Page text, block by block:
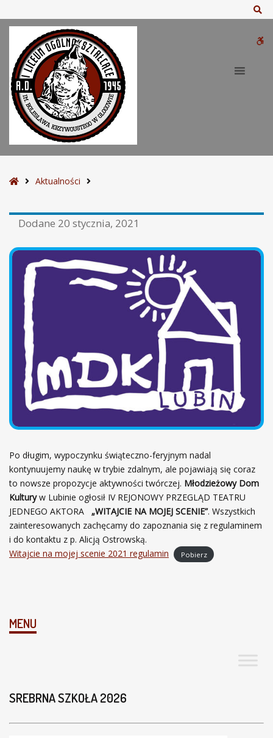
S
o
a
w
Aktualności
Dodane 20 stycznia, 2021
Po długim, wypoczynku świąteczno-feryjnym nadal
kontynuujemy naukę w trybie zdalnym, ale pojawiają się coraz
to nowsze propozycje aktywności twórczej. Młodzieżowy Dom
Kulturyw Lubinie ogłosił IV REJONOWY PRZEGLĄD TEATRU
JEDNEGO AKTORA „WITAJCIE NA MOJEJ SCENIE”. Wszystkich
zainteresowanych zachęcamy do zapoznania się z regulaminem
i do kontaktu z p. Alicją Ostrowską.
Witajcie na mojej scenie 2021 regulamin
Pobierz
MENU
SREBRNA SZKOŁA 2026